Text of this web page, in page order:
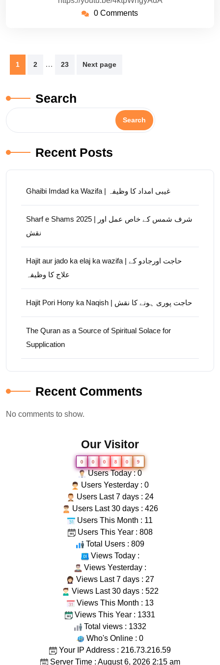
0 Comments
Posts
pagination
1 2 … 23 Next page
Search
Search
Recent Posts
Ghaibi Imdad ka Wazifa | غیبی امداد کا وظیفہ
Sharf e Shams 2025 | شرف شمس کے خاص عمل اور
نقش
Hajit aur jado ka elaj ka wazifa | حاجت اورجادو کے
علاج کا وظیفہ
Hajit Pori Hony ka Naqish | حاجت پوری ہونے کا نقش
The Quran as a Source of Spiritual Solace for
Supplication
Recent Comments
No comments to show.
Our Visitor
0 0 0 8 0 9
Users Today : 0
Users Yesterday : 0
Users Last 7 days : 24
Users Last 30 days : 426
Users This Month : 11
Users This Year : 808
Total Users : 809
Views Today :
Views Yesterday :
Views Last 7 days : 27
Views Last 30 days : 522
Views This Month : 13
Views This Year : 1331
Total views : 1332
Who's Online : 0
Your IP Address : 216.73.216.59
Server Time : August 6, 2026 2:15 am